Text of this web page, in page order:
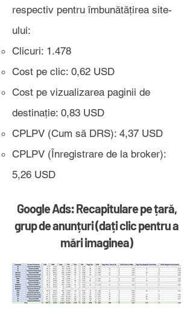
respectiv pentru îmbunătățirea site-
ului:
Clicuri: 1.478
Cost pe clic: 0,62 USD
Cost pe vizualizarea paginii de
destinație: 0,83 USD
CPLPV (Cum să DRS): 4,37 USD
CPLPV (Înregistrare de la broker):
5,26 USD
Google Ads: Recapitulare pe țară,
grup de anunțuri (dați clic pentru a
mări imaginea)